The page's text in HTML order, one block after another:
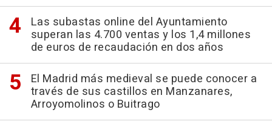
Las subastas online del Ayuntamiento
superan las 4.700 ventas y los 1,4 millones
de euros de recaudación en dos años
El Madrid más medieval se puede conocer a
través de sus castillos en Manzanares,
Arroyomolinos o Buitrago